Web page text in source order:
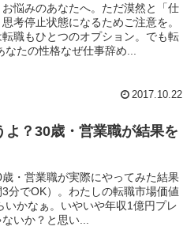
悩みのあなたへ。ただ漠然と「仕
考停止状態になるためご注意を。
職もひとつのオプション。でも転
たの性格なぜ仕事辞め...
2017.10.22
？30歳・営業職が結果を
・営業職が実際にやってみた結果
分でOK）。わたしの転職市場価値
かなぁ。いやいや年収1億円プレ
いか？と思い...